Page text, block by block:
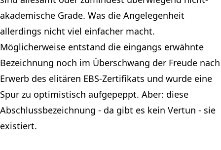
akademische Grade. Was die Angelegenheit
allerdings nicht viel einfacher macht.
Möglicherweise entstand die eingangs erwähnte
Bezeichnung noch im Überschwang der Freude nach
Erwerb des elitären EBS-Zertifikats und wurde eine
Spur zu optimistisch aufgepeppt. Aber: diese
Abschlussbezeichnung - da gibt es kein Vertun - sie
existiert.